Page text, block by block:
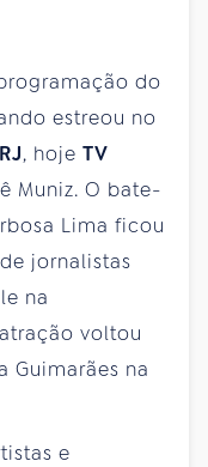
do
estreou no
, hoje TV
Muniz. O bate-
Lima ficou
jornalistas
na
voltou
Guimarães na
e